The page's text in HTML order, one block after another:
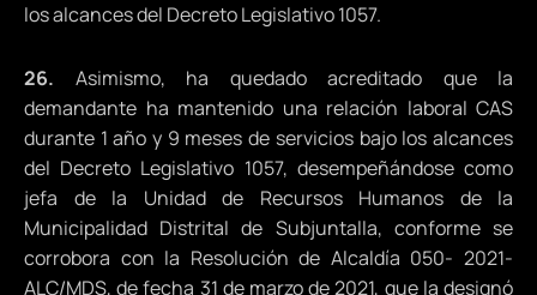
los alcances del Decreto Legislativo 1057.
26. Asimismo, ha quedado acreditado que la
demandante ha mantenido una relación laboral CAS
durante 1 año y 9 meses de servicios bajo los alcances
del Decreto Legislativo 1057, desempeñándose como
jefa de la Unidad de Recursos Humanos de la
Municipalidad Distrital de Subjuntalla, conforme se
corrobora con la Resolución de Alcaldía 050- 2021-
ALC/MDS, de fecha 31 de marzo de 2021, que la designó